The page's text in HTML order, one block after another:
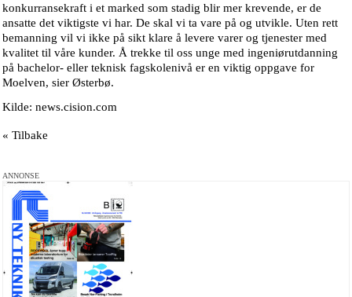
konkurransekraft i et marked som stadig blir mer krevende, er de
ansatte det viktigste vi har. De skal vi ta vare på og utvikle. Uten rett
bemanning vil vi ikke på sikt klare å levere varer og tjenester med
kvalitet til våre kunder. Å trekke til oss unge med ingeniørutdanning
på bachelor- eller teknisk fagskolenivå er en viktig oppgave for
Moelven, sier Østerbø.
Kilde: news.cision.com
« Tilbake
ANNONSE